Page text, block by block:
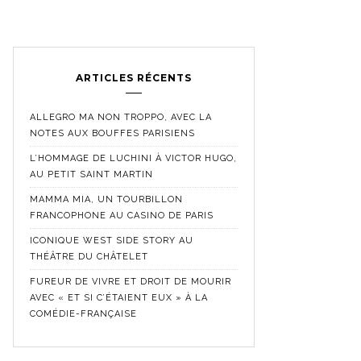
ARTICLES RÉCENTS
ALLEGRO MA NON TROPPO, AVEC LA
NOTES AUX BOUFFES PARISIENS
L’HOMMAGE DE LUCHINI À VICTOR HUGO,
AU PETIT SAINT MARTIN
MAMMA MIA, UN TOURBILLON
FRANCOPHONE AU CASINO DE PARIS
ICONIQUE WEST SIDE STORY AU
THÉÂTRE DU CHÂTELET
FUREUR DE VIVRE ET DROIT DE MOURIR
AVEC « ET SI C’ÉTAIENT EUX » À LA
COMÉDIE-FRANÇAISE